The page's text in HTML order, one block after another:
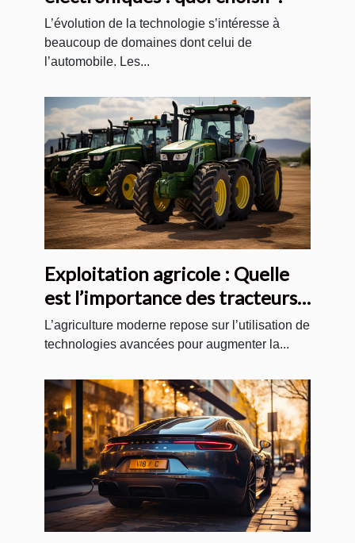
L’évolution de la technologie s’intéresse à
beaucoup de domaines dont celui de
l’automobile. Les...
Exploitation agricole : Quelle
est l’importance des tracteurs
agricoles modernes ?
L’agriculture moderne repose sur l’utilisation de
technologies avancées pour augmenter la...